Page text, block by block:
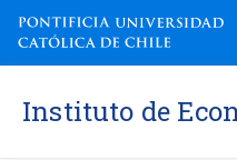
Instituto de